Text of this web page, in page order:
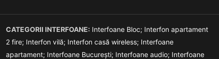
CATEGORII INTERFOANE: Interfoane Bloc; Interfon apartament
2 fire; Interfon vilă; Interfon casă wireless; Interfoane
apartament; Interfoane București; Interfoane audio; Interfoane